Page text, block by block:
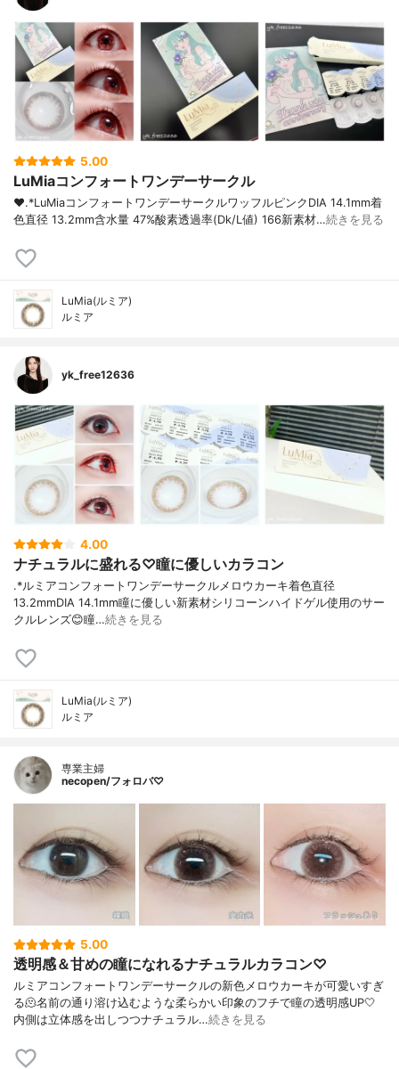
5.00
LuMiaコンフォートワンデーサークル
❤︎.*⁡LuMiaコンフォートワンデーサークルワッフルピンク⁡DIA 14.1mm着
色直径 13.2mm含水量 47%酸素透過率(Dk/L値) 166⁡新素材…続きを見る
LuMia(ルミア)
ルミア
yk_free12636
4.00
ナチュラルに盛れる♡瞳に優しいカラコン
︎.*ルミアコンフォートワンデーサークル⁡メロウカーキ着色直径
13.2mmDIA 14.1mm⁡瞳に優しい新素材シリコーンハイドゲル使用のサー
クルレンズ😊⁡瞳…続きを見る
LuMia(ルミア)
ルミア
専業主婦
necopen/フォロバ♡
5.00
透明感＆甘めの瞳になれるナチュラルカラコン♡
ルミアコンフォートワンデーサークルの新色メロウカーキが可愛いすぎ
る🫠名前の通り溶け込むような柔らかい印象のフチで瞳の透明感UP🤍
内側は立体感を出しつつナチュラル…続きを見る